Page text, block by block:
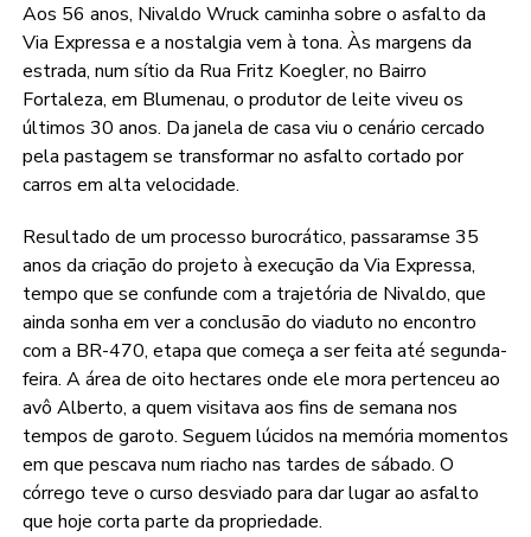
Aos 56 anos, Nivaldo Wruck caminha sobre o asfalto da
Via Expressa e a nostalgia vem à tona. Às margens da
estrada, num sítio da Rua Fritz Koegler, no Bairro
Fortaleza, em Blumenau, o produtor de leite viveu os
últimos 30 anos. Da janela de casa viu o cenário cercado
pela pastagem se transformar no asfalto cortado por
carros em alta velocidade.
Resultado de um processo burocrático, passaramse 35
anos da criação do projeto à execução da Via Expressa,
tempo que se confunde com a trajetória de Nivaldo, que
ainda sonha em ver a conclusão do viaduto no encontro
com a BR-470, etapa que começa a ser feita até segunda-
feira. A área de oito hectares onde ele mora pertenceu ao
avô Alberto, a quem visitava aos fins de semana nos
tempos de garoto. Seguem lúcidos na memória momentos
em que pescava num riacho nas tardes de sábado. O
córrego teve o curso desviado para dar lugar ao asfalto
que hoje corta parte da propriedade.